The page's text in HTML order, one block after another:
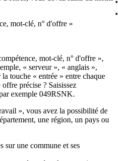
mot-clé, n° d'offre »
mot-clé, n° d'offre »,
« serveur », « anglais »,
touche « entrée » entre chaque
précise ? Saisissez
exemple 049RSNK.
», vous avez la possibilité de
une région, un pays ou
sur une commune et ses